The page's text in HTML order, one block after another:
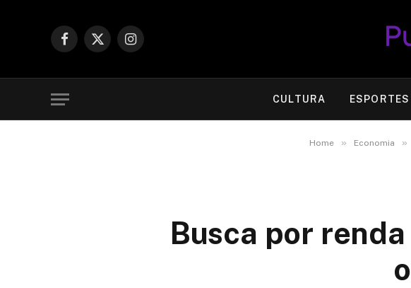
Facebook
X
Instagram
CULTURA ESPORTES
Home » Economia »
Busca por